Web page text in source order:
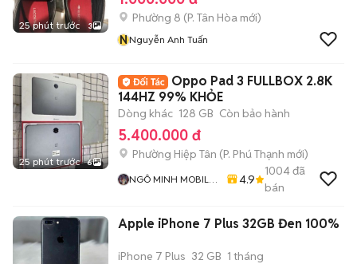
25 phút trước 3
Phường 8 (P. Tân Hòa mới)
NNguyễn Anh Tuấn
25 phút trước 6
Oppo Pad 3 FULLBOX 2.8K
144HZ 99% KHỎE
Dòng khác 128 GB Còn bảo hành
5.400.000 đ
Phường Hiệp Tân (P. Phú Thạnh mới)
NGÔ MINH MOBILE
4.9
1004đã
bán
Apple iPhone 7 Plus 32GB Đen 100%
iPhone 7 Plus 32 GB 1 tháng